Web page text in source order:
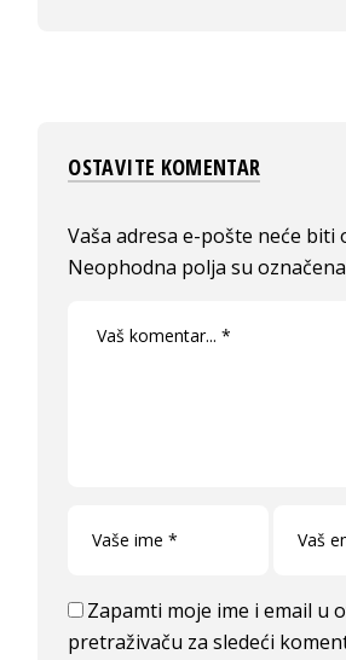
OSTAVITE KOMENTAR
Vaša adresa e-pošte neće biti
Neophodna polja su
Zapamti moje ime i email u
pretraživaču za sledeći